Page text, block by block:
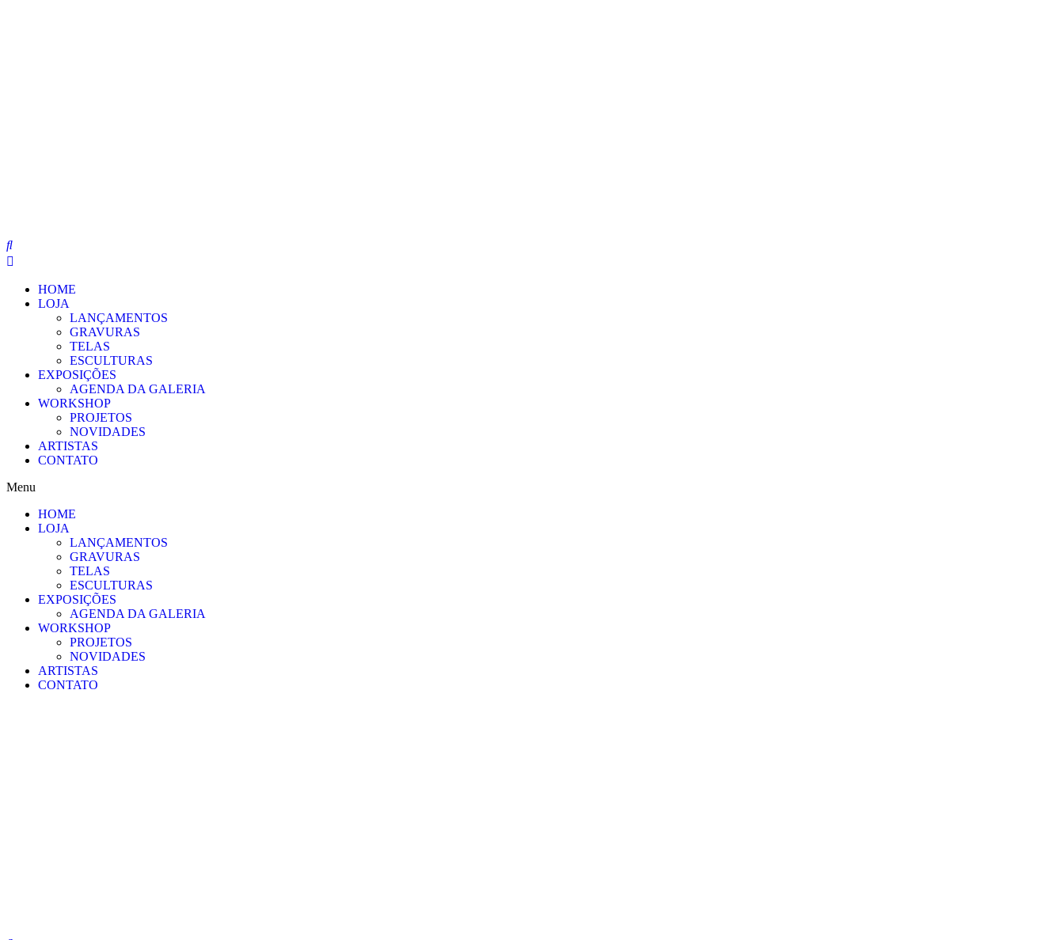
HOME
LOJA
LANÇAMENTOS
GRAVURAS
TELAS
ESCULTURAS
EXPOSIÇÕES
AGENDA DA GALERIA
WORKSHOP
PROJETOS
NOVIDADES
ARTISTAS
CONTATO
Menu
HOME
LOJA
LANÇAMENTOS
GRAVURAS
TELAS
ESCULTURAS
EXPOSIÇÕES
AGENDA DA GALERIA
WORKSHOP
PROJETOS
NOVIDADES
ARTISTAS
CONTATO